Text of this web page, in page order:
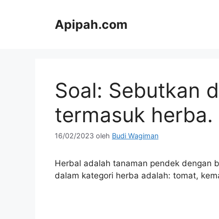
Apipah.com
Soal: Sebutkan
termasuk herba.
16/02/2023 oleh Budi Wagiman
Herbal adalah tanaman pendek dengan
dalam kategori herba adalah: tomat,